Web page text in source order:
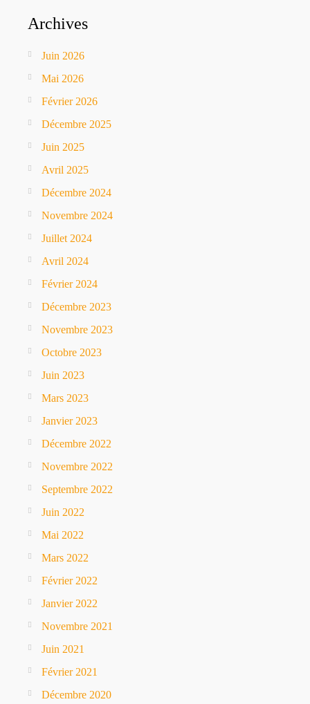
Archives
Juin 2026
Mai 2026
Février 2026
Décembre 2025
Juin 2025
Avril 2025
Décembre 2024
Novembre 2024
Juillet 2024
Avril 2024
Février 2024
Décembre 2023
Novembre 2023
Octobre 2023
Juin 2023
Mars 2023
Janvier 2023
Décembre 2022
Novembre 2022
Septembre 2022
Juin 2022
Mai 2022
Mars 2022
Février 2022
Janvier 2022
Novembre 2021
Juin 2021
Février 2021
Décembre 2020